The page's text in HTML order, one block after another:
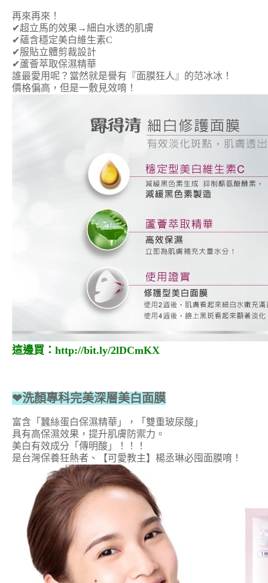
再來再來！
✔超立馬的效果→細白水透的肌膚
✔蘊含穩定美白維生素C
✔服貼立體剪裁設計
✔蘆薈萃取保濕精華
誰最愛用呢？當然就是譽有『面膜狂人』的范冰冰！
價格偏高，但是一敷見效唷！
這邊買： http://bit.ly/2lDCmKX
❤洗顏專科完美深層美白面膜
富含「蠶絲蛋白保濕精華」，「雙重玻尿酸」
具有高保濕效果，提升肌膚防禦力。
美白有效成分「傳明酸」！！！
是台灣保養狂熱者、【可愛教主】楊丞琳必囤面膜唷！